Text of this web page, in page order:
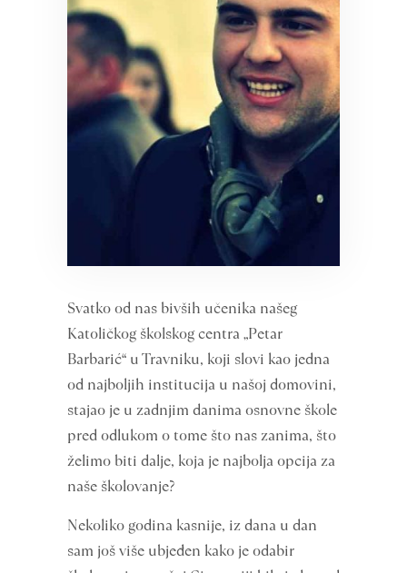
Svatko od nas bivših učenika našeg
Katoličkog školskog centra „Petar
Barbarić“ u Travniku, koji slovi kao jedna
od najboljih institucija u našoj domovini,
stajao je u zadnjim danima osnovne škole
pred odlukom o tome što nas zanima, što
želimo biti dalje, koja je najbolja opcija za
naše školovanje?
Nekoliko godina kasnije, iz dana u dan
sam još više ubjeđen kako je odabir